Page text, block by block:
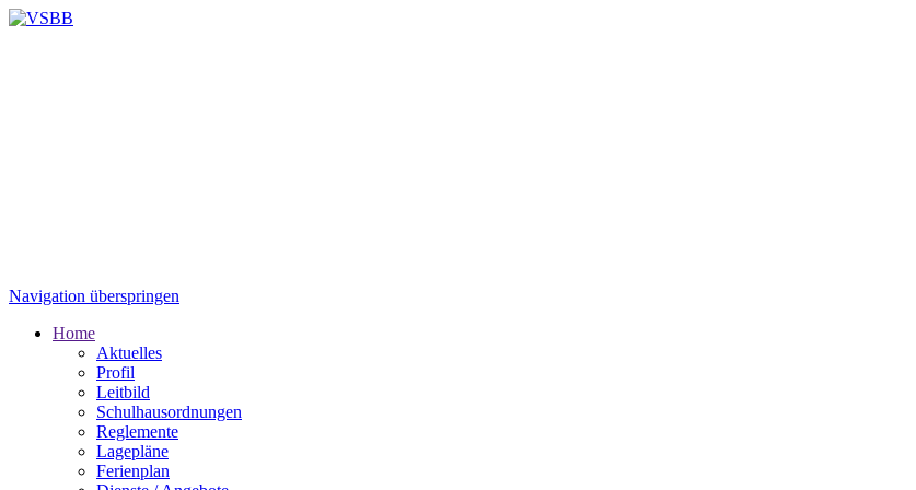
Navigation überspringen
Home
Aktuelles
Profil
Leitbild
Schulhausordnungen
Reglemente
Lagepläne
Ferienplan